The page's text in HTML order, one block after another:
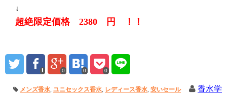
↓
超絶限定価格 2380 円 ！！
0 0 0
メンズ香水,ユニセックス香水, レディース香水,安いセール
香水学